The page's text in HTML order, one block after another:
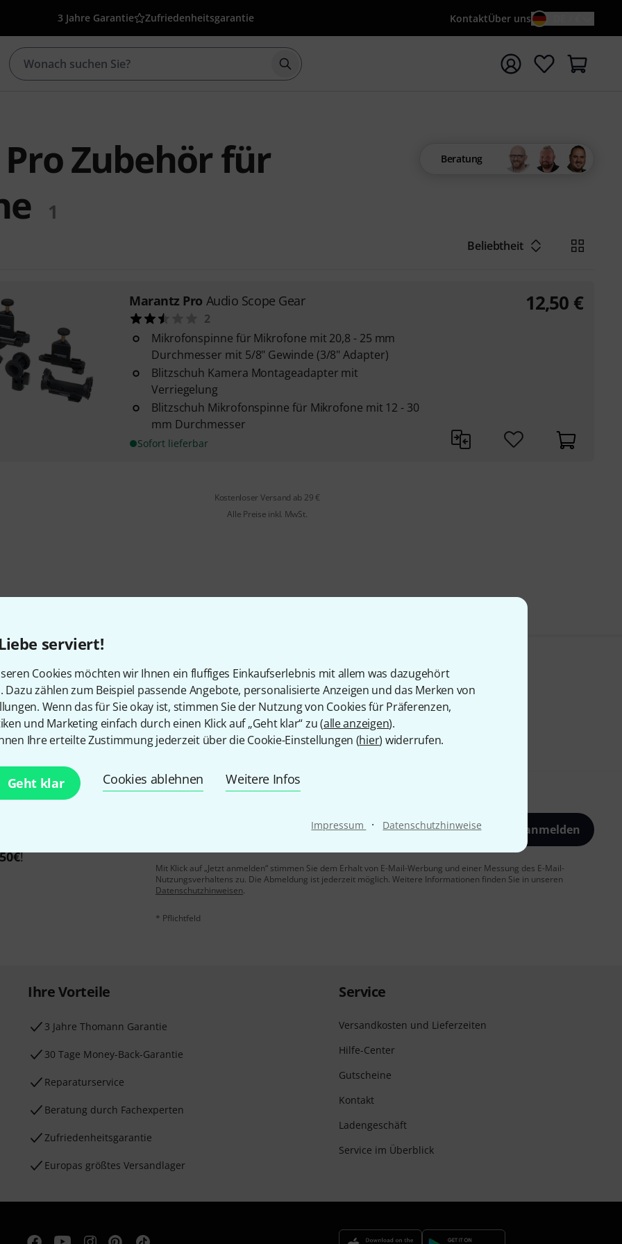
serviert!
Cookies möchten wir Ihnen ein fluffiges Einkaufserlebnis mit allem was dazugehört
Dazu zählen zum Beispiel passende Angebote, personalisierte Anzeigen und das Merken von
Wenn das für Sie okay ist, stimmen Sie der Nutzung von Cookies für Präferenzen,
und Marketing einfach durch einen Klick auf „Geht klar“ zu (alle anzeigen).
Ihre erteilte Zustimmung jederzeit über die Cookie-Einstellungen (hier) widerrufen.
Geht klar Cookies ablehnen Weitere Infos
Impressum · Datenschutzhinweise
3 Jahre Garantie Zufriedenheitsgarantie KontaktÜber uns
Suche mit Suchwort {searchTerm} starten
Zubehör für
1
Beratung
Beliebtheit
Marantz Pro Audio Scope Gear
2
Mikrofonspinne für Mikrofone mit 20,8 - 25 mm
Durchmesser mit 5/8" Gewinde (3/8" Adapter)
Blitzschuh Kamera Montageadapter mit
Verriegelung
Blitzschuh Mikrofonspinne für Mikrofone mit 12 - 30
mm Durchmesser
Sofort lieferbar
12,50 €
Kostenloser Versand ab 29 €
Alle Preise inkl. MwSt.
Gefällt Ihnen, was Sie sehen?
Teilen Hilfe & Feedback
mit etwas Glück
50€!
Jetzt anmelden
Mit Klick auf „Jetzt anmelden“ stimmen Sie dem Erhalt von E-Mail-Werbung und einer Messung des E-Mail-
Nutzungsverhaltens zu. Die Abmeldung ist jederzeit möglich. Weitere Informationen finden Sie in unseren
Datenschutzhinweisen.
* Pflichtfeld
Ihre Vorteile
3 Jahre Thomann Garantie
30 Tage Money-Back-Garantie
Reparaturservice
Beratung durch Fachexperten
Zufriedenheitsgarantie
Europas größtes Versandlager
Service
Versandkosten und Lieferzeiten
Hilfe-Center
Gutscheine
Kontakt
Ladengeschäft
Service im Überblick